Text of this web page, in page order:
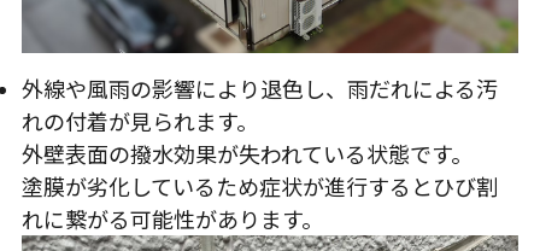
外線や風雨の影響により退色し、雨だれによる汚
れの付着が見られます。
外壁表面の撥水効果が失われている状態です。
塗膜が劣化しているため症状が進行するとひび割
れに繋がる可能性があります。